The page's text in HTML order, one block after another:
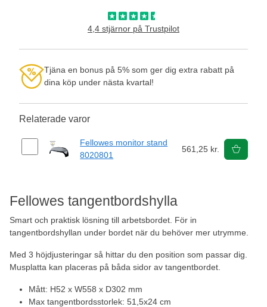
Fellowes tangentbordshylla
Smart och praktisk lösning till arbetsbordet. För in
tangentbordshyllan under bordet när du behöver mer utrymme.
Med 3 höjdjusteringar så hittar du den position som passar dig.
Musplatta kan placeras på båda sidor av tangentbordet.
Mått: H52 x W558 x D302 mm
Max tangentbordsstorlek: 51,5x24 cm
4,4 stjärnor på Trustpilot
Tjäna en bonus på 5% som ger dig extra rabatt på
dina köp under nästa kvartal!
Relaterade varor
Fellowes monitor stand
8020801
561,25 kr.